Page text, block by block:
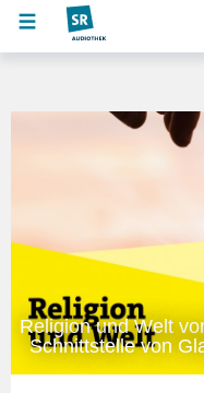
Religion und Welt
Schnittstelle von